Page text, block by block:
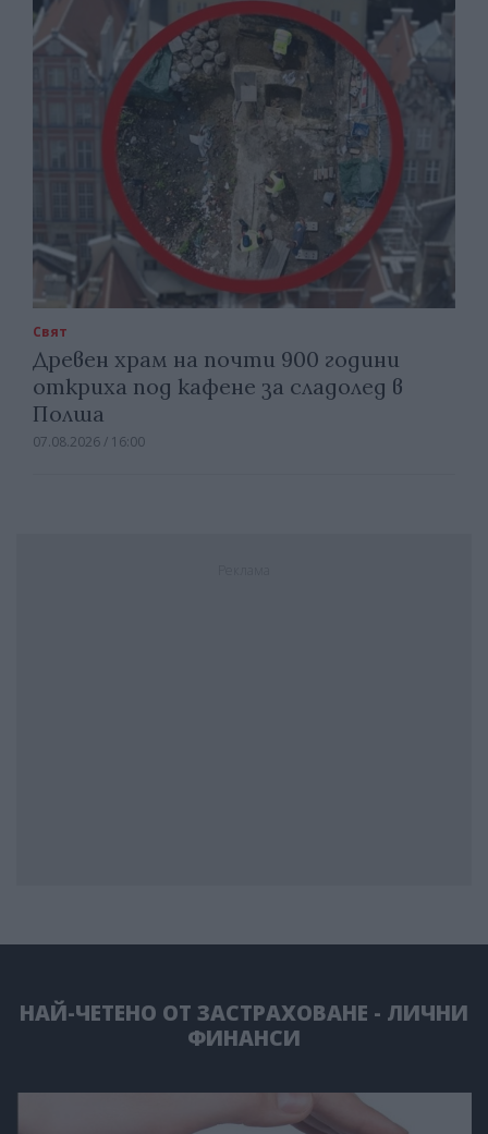
Свят
Древен храм на почти 900 години
откриха под кафене за сладолед в
Полша
07.08.2026 / 16:00
НАЙ-ЧЕТЕНО ОТ ЗАСТРАХОВАНЕ - ЛИЧНИ
ФИНАНСИ